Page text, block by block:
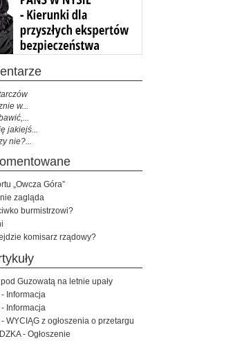
w...
jakiejś...
nie?...
„Owcza Góra”
zagląda
burmistrzowi?
komisarz rządowy?
Guzowatą na letnie upały
Informacja
Informacja
WYCIĄG z ogłoszenia o przetargu
- Ogłoszenie